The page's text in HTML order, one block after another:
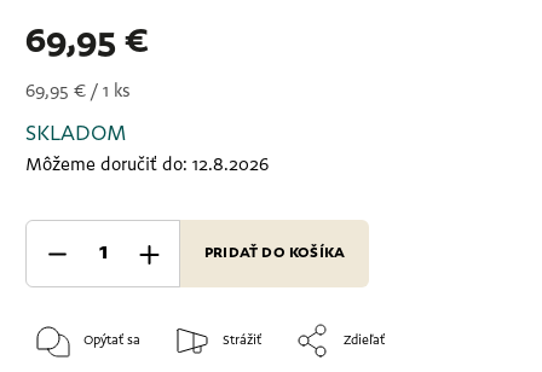
69,95 €
69,95 € / 1 ks
SKLADOM
Môžeme doručiť do: 12.8.2026
PRIDAŤ DO KOŠÍKA
Opýtať sa Strážiť Zdieľať